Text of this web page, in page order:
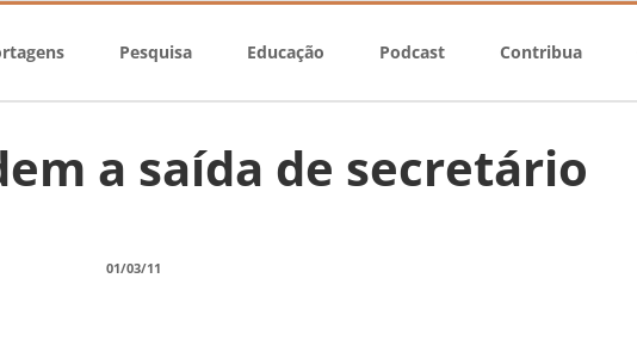
Pesquisa Educação Podcast Contribua
a saída de secretário
01/03/11